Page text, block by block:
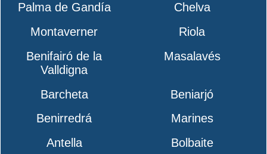
Palma de Gandía
Chelva
Montaverner
Riola
Benifairó de la
Valldigna
Masalavés
Barcheta
Beniarjó
Benirredrá
Marines
Antella
Bolbaite